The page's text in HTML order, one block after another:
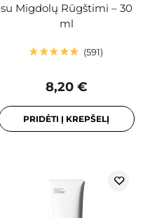
su Migdolų Rūgštimi – 30
ml
591
8,20 €
PRIDĖTI Į KREPŠELĮ